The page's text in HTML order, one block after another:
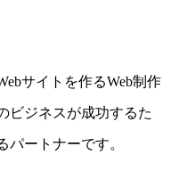
サイトを作るWeb制作
ビジネスが成功するた
パートナーです。